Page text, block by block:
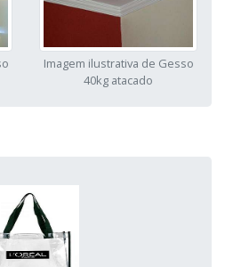
Imagem ilustrativa de Gesso
40kg atacado